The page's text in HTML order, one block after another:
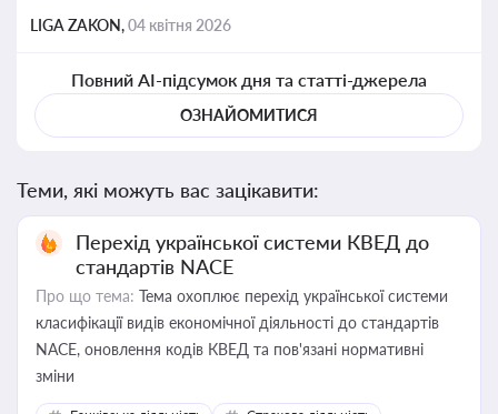
LIGA ZAKON,04 квітня 2026
Повний AI-підсумок дня та статті-джерела
ОЗНАЙОМИТИСЯ
Теми, які можуть вас зацікавити:
Перехід української системи КВЕД до
стандартів NACE
Про що тема: Тема охоплює перехід української системи
класифікації видів економічної діяльності до стандартів
NACE, оновлення кодів КВЕД та пов'язані нормативні
зміни